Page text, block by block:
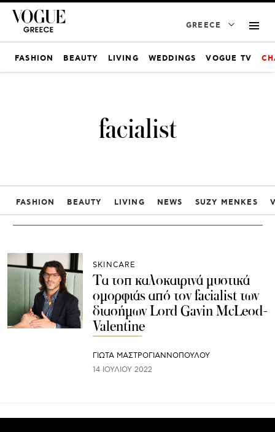
GREECE
FASHION BEAUTY LIVING WEDDINGS VOGUE TV
facialist
FASHION BEAUTY LIVING NEWS SUZY MENKES
SKINCARE
Τα τοπ καλοκαιρινά μυστικά
ομορφιάς από τον facialist των
διασήμων Lord Gavin McLeod-
Valentine
ΓΙΩΤΑ ΜΑΣΤΡΟΓΙΑΝΝΟΠΟΥΛΟΥ
14 ΙΟΥΛΊΟΥ 2022